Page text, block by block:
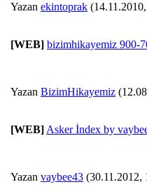
Yazan ekintoprak
[WEB] bizimhikayemiz 900-
Yazan BizimHikayemiz
[WEB] Asker İndex by
Yazan vaybee43 (30.11.2012,